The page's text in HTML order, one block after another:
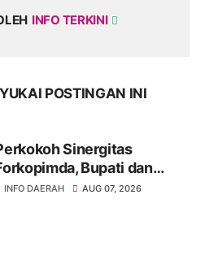
INFO TERKINI
POSTINGAN INI
Sinergitas
Bupati dan
Soppeng Bahas
INFO DAERAH AUG 07, 2026